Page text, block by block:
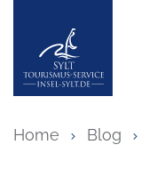
Insel Sylt
Home Blog